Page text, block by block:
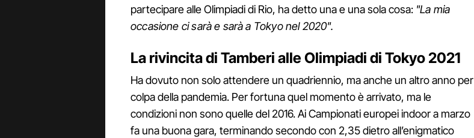
partecipare alle Olimpiadi di Rio, ha detto una e una sola cosa: "La mia
occasione ci sarà e sarà a Tokyo nel 2020".
La rivincita di Tamberi alle Olimpiadi di Tokyo 2021
Ha dovuto non solo attendere un quadriennio, ma anche un altro anno per
colpa della pandemia. Per fortuna quel momento è arrivato, ma le
condizioni non sono quelle del 2016. Ai Campionati europei indoor a marzo
fa una buona gara, terminando secondo con 2,35 dietro all’enigmatico